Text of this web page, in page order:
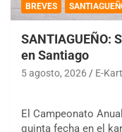
BREVES
SANTIAGUEÑO:
en Santiago
5 agosto, 2026 E-Kart
El Campeonato
quinta fecha en el